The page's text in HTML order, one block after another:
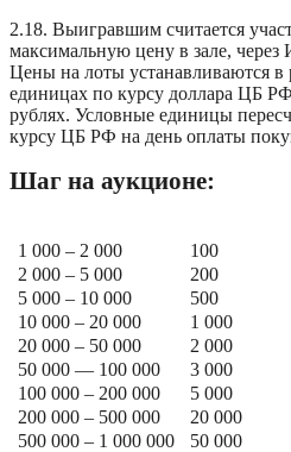
2.18. Выигравшим считается
максимальную цену в зале, через
Цены на лоты устанавливаются
единицах по курсу доллара ЦБ
рублях. Условные единицы
курсу ЦБ РФ на день оплаты
Шаг на аукционе:
1 000 – 2 000
100
2 000 – 5 000
200
5 000 – 10 000
500
10 000 – 20 000
1 000
20 000 – 50 000
2 000
50 000 — 100 000
3 000
100 000 – 200 000
5 000
200 000 – 500 000
20 000
500 000 – 1 000 000
50 000